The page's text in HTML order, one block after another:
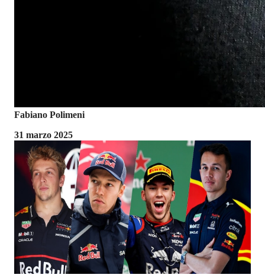
Fabiano Polimeni
31 marzo 2025